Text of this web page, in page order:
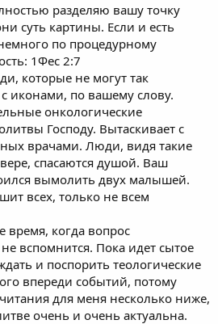
разделяю вашу точку
суть картины. Если и есть
по процедурному
1Фес 2:7
которые не могут так
иконами, по вашему слову.
онкологические
Господу. Вытаскивает с
врачами. Люди, видя такие
спасаются душой. Ваш
вымолить двух малышей.
всех, только не всем
время, когда вопрос
вспомнится. Пока идет сытое
и поспорить теологические
впереди событий, потому
для меня несколько ниже,
очень и очень актуальна.